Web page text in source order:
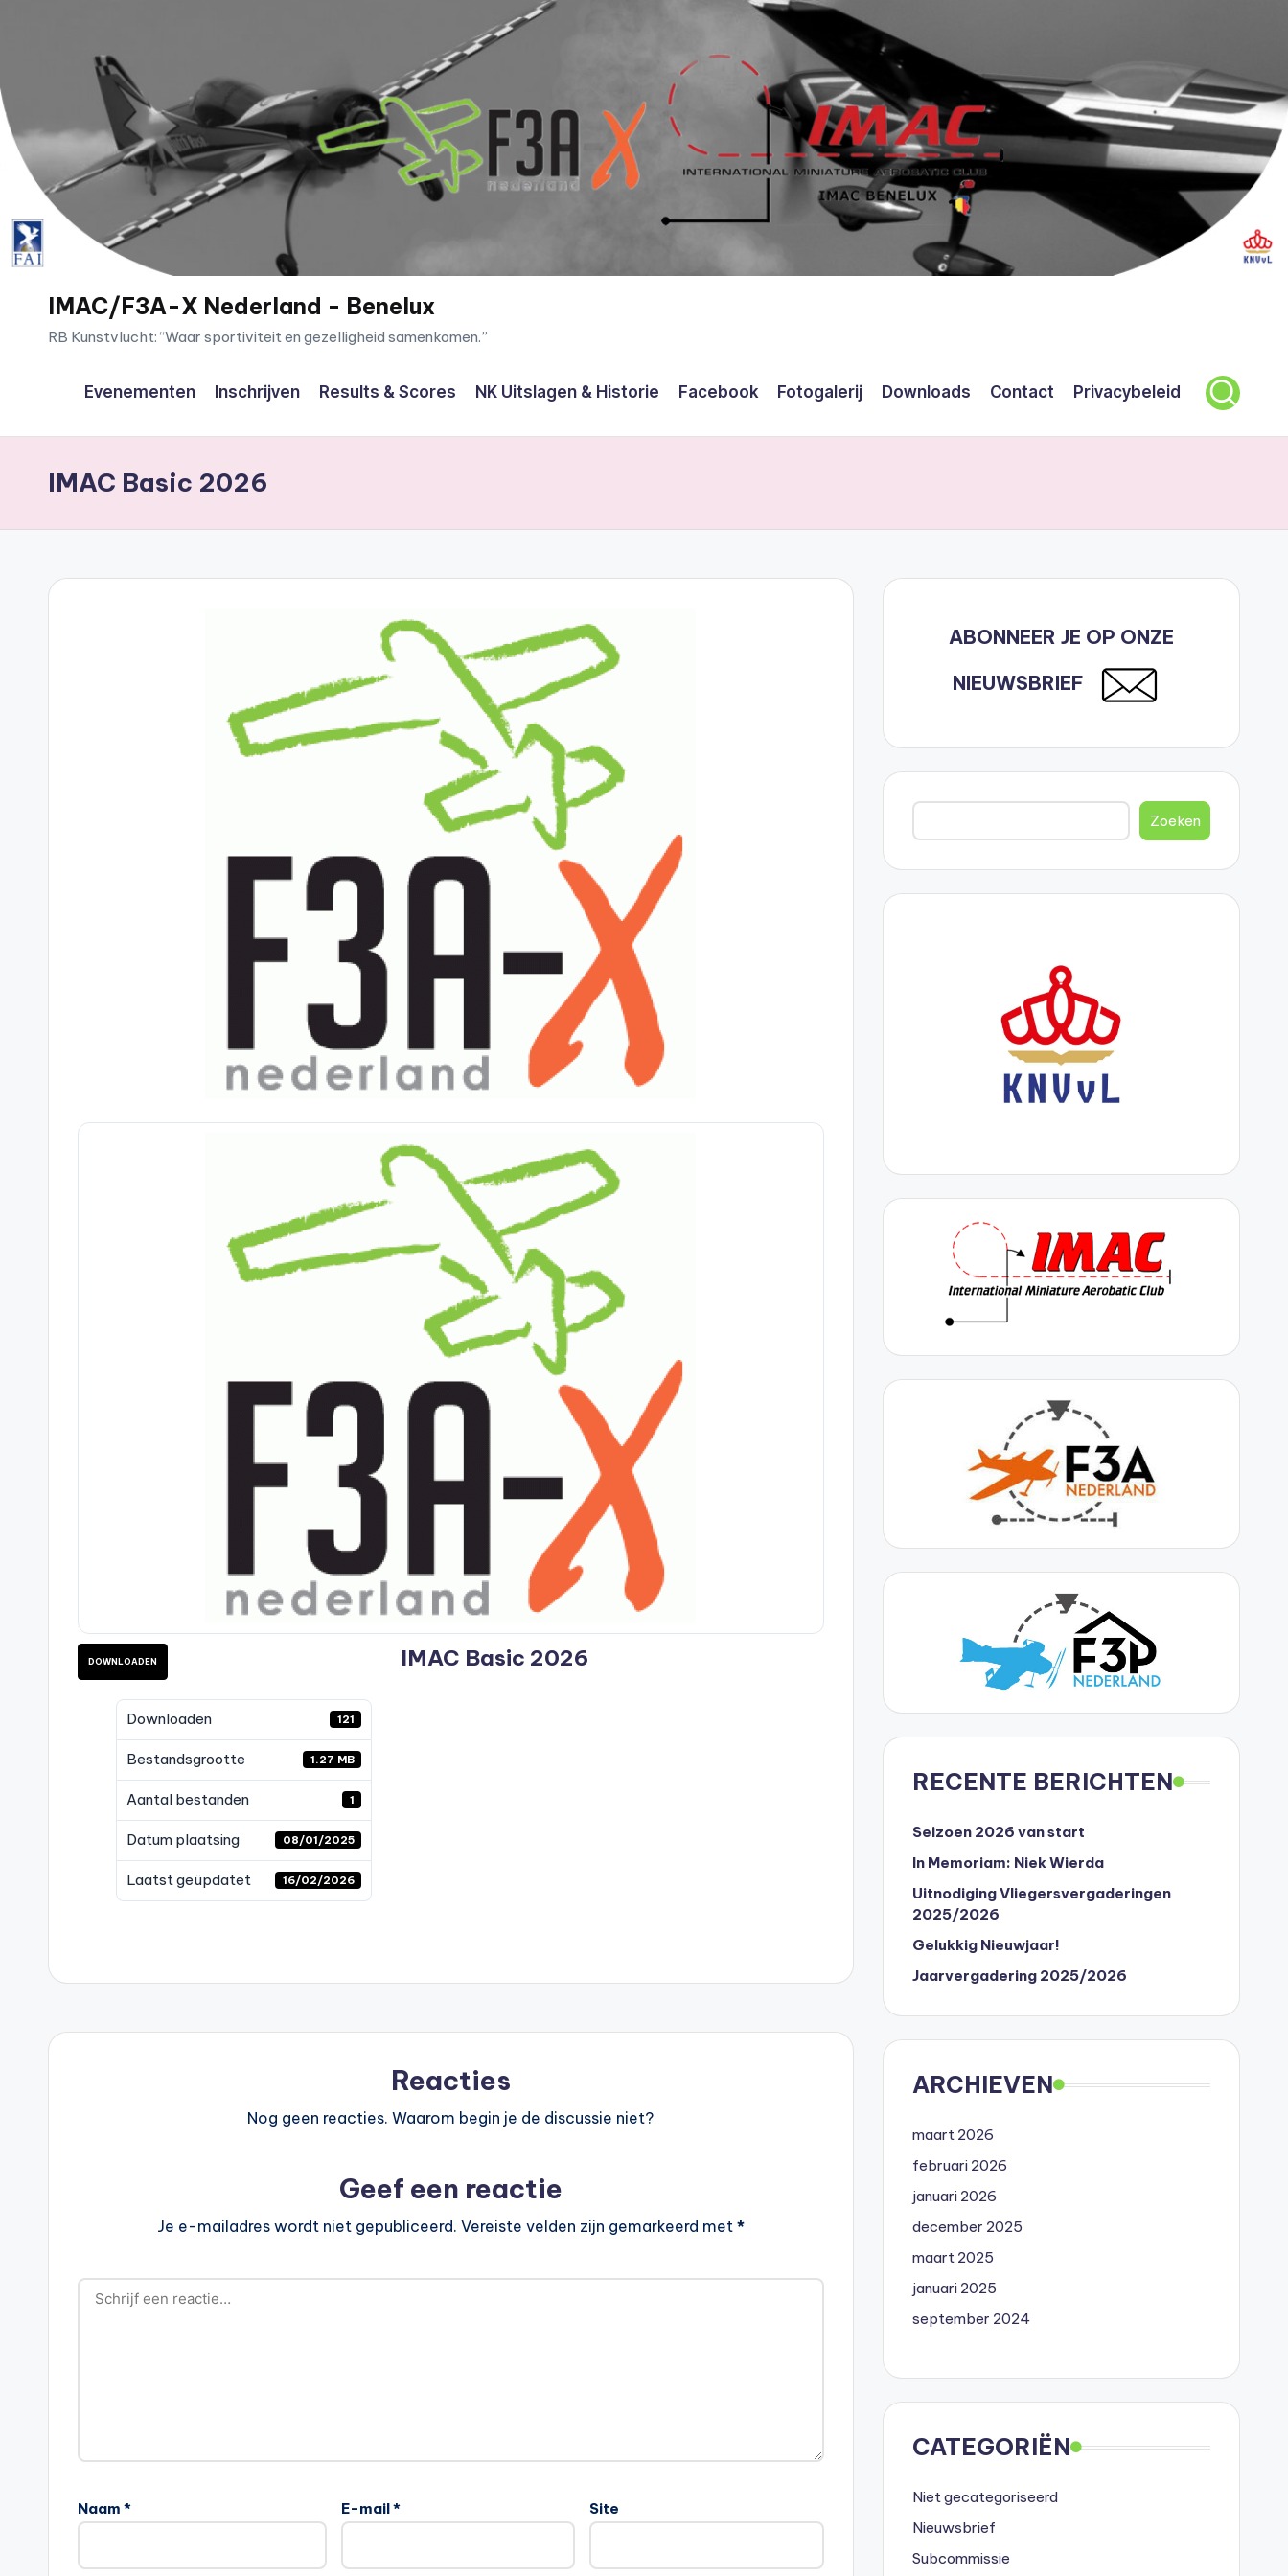
de
inhoud
IMAC/F3A-X Nederland - Benelux
RB Kunstvlucht: “Waar sportiviteit en gezelligheid samenkomen.”
Evenementen Inschrijven Results & Scores NK Uitslagen & Historie Facebook Fotogalerij Downloads Contact Privacybeleid
IMAC Basic 2026
DOWNLOADEN
Downloaden 121
Bestandsgrootte 1.27 MB
Aantal bestanden 1
Datum plaatsing 08/01/2025
Laatst geüpdatet 16/02/2026
IMAC Basic 2026
Reacties
Nog geen reacties. Waarom begin je de discussie niet?
Geef een reactie
Je e-mailadres wordt niet gepubliceerd. Vereiste velden zijn gemarkeerd met *
Naam * E-mail* Site
ABONNEER JE OP ONZE
NIEUWSBRIEF
Zoeken
Zoeken
RECENTE BERICHTEN
Seizoen 2026 van start
In Memoriam: Niek Wierda
Uitnodiging Vliegersvergaderingen
2025/2026
Gelukkig Nieuwjaar!
Jaarvergadering 2025/2026
ARCHIEVEN
maart 2026
februari 2026
januari 2026
december 2025
maart 2025
januari 2025
september 2024
CATEGORIËN
Niet gecategoriseerd
Nieuwsbrief
Subcommissie